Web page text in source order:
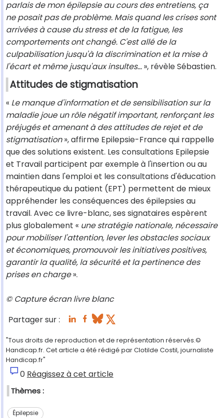
parlais de mon épilepsie au cours des entretiens, ça
ne posait pas de problème. Mais quand les crises sont
arrivées à cause du stress et de la fatigue, les
comportements ont changé. C'est allé de la
culpabilisation jusqu'à la discrimination et la mise à
l'écart et même jusqu'aux insultes… », révèle Sébastien.
Attitudes de stigmatisation
« Le manque d'information et de sensibilisation sur la
maladie joue un rôle négatif important, renforçant les
préjugés et amenant à des attitudes de rejet et de
stigmatisation», affirme Epilepsie-France qui rappelle
que des solutions existent. Les consultations Epilepsie
et Travail participent par exemple à l'insertion ou au
maintien dans l'emploi et les consultations d'éducation
thérapeutique du patient (EPT) permettent de mieux
appréhender les conséquences des épilepsies au
travail. Avec ce livre-blanc, ses signataires espèrent
plus globalement « une stratégie nationale, nécessaire
pour mobiliser l'attention, lever les obstacles sociaux
et économiques, promouvoir les initiatives positives,
garantir la qualité, la sécurité et la pertinence des
prises en charge».
© Capture écran livre blanc
Partager sur :
"Tous droits de reproduction et de représentation réservés.©
Handicap.fr. Cet article a été rédigé par Clotilde Costil, journaliste
Handicap.fr"
0 Réagissez à cet article
Thèmes :
Épilepsie